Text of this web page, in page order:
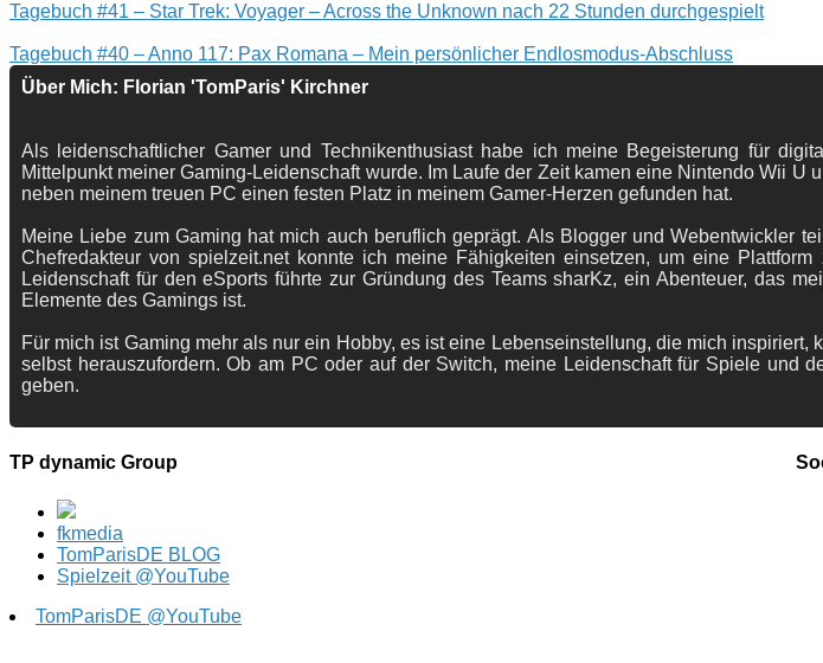
Tagebuch #41 – Star Trek: Voyager – Across the Unknown nach 22 Stunden durchgespielt
Tagebuch #40 – Anno 117: Pax Romana – Mein persönlicher Endlosmodus-Abschluss
Über Mich: Florian 'TomParis' Kirchner
Als leidenschaftlicher Gamer und Technikenthusiast habe ich meine Begeisterung für
Mittelpunkt meiner Gaming-Leidenschaft wurde. Im Laufe der Zeit kamen eine Nintendo Wii
neben meinem treuen PC einen festen Platz in meinem Gamer-Herzen gefunden hat.
Meine Liebe zum Gaming hat mich auch beruflich geprägt. Als Blogger und Webentwickler
Chefredakteur von spielzeit.net konnte ich meine Fähigkeiten einsetzen, um eine
Leidenschaft für den eSports führte zur Gründung des Teams sharKz, ein Abenteuer, das
Elemente des Gamings ist.
Für mich ist Gaming mehr als nur ein Hobby, es ist eine Lebenseinstellung, die mich
selbst herauszufordern. Ob am PC oder auf der Switch, meine Leidenschaft für Spiele und
geben.
TP dynamic Group
fkmedia
TomParisDE BLOG
Spielzeit @YouTube
TomParisDE @YouTube